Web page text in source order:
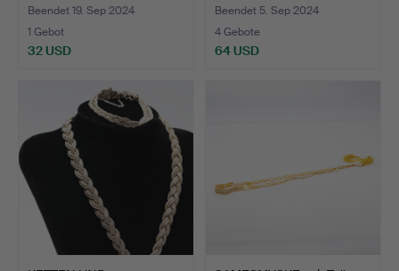
Beendet 19. Sep 2024
1 Gebot
32 USD
Beendet 5. Sep 2024
4 Gebote
64 USD